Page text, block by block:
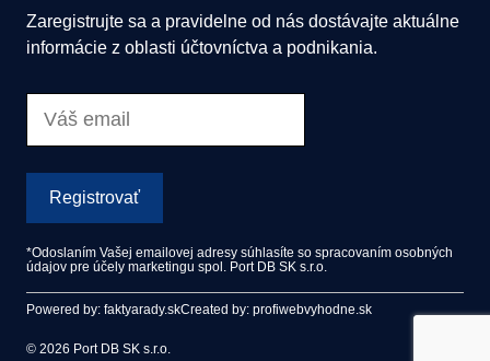
Zaregistrujte sa a pravidelne od nás dostávajte aktuálne
informácie z oblasti účtovníctva a podnikania.
Registrovať
*Odoslaním Vašej emailovej adresy súhlasíte so spracovaním osobných
údajov pre účely marketingu spol. Port DB SK s.r.o.
© 2026 Port DB SK s.r.o.
Powered by: faktyarady.skCreated by: profiwebvyhodne.sk